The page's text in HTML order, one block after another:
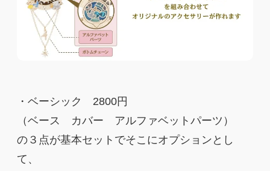
・ベーシック 2800円
（ベース カバー アルファベットパーツ）
の３点が基本セットでそこにオプションとし
て、